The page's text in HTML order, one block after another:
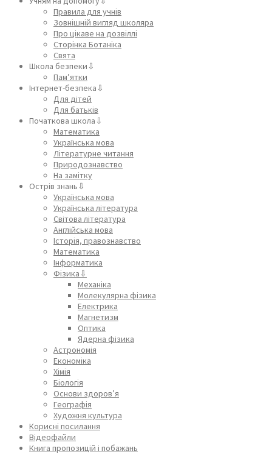
Правила для учнів
Зовнішній вигляд школяра
Про цікаве на дозвіллі
Сторінка Ботаніка
Свята
Школа безпеки⇩
Пам’ятки
Інтернет-безпека⇩
Для дітей
Для батьків
Початкова школа⇩
Математика
Українська мова
Літературне читання
Природознавство
На замітку
Острів знань⇩
Українська мова
Українська література
Світова література
Англійська мова
Історія, правознавство
Математика
Інформатика
Фізика⇩
Механіка
Молекулярна фізика
Електрика
Магнетизм
Оптика
Ядерна фізика
Астрономія
Економіка
Хімія
Біологія
Основи здоров’я
Географія
Художня культура
Корисні посилання
Відеофайли
Книга пропозицій і побажань